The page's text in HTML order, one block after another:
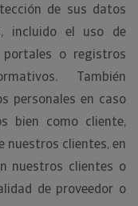
de sus datos
incluido el uso de
portales o registros
También
personales en caso
bien como cliente,
nuestros clientes, en
nuestros clientes o
de proveedor o